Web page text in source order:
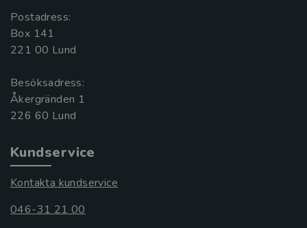
Postadress:
Box 141
221 00 Lund
Besöksadress:
Åkergränden 1
Kundservice
Kontakta kundservice
046-31 21 00